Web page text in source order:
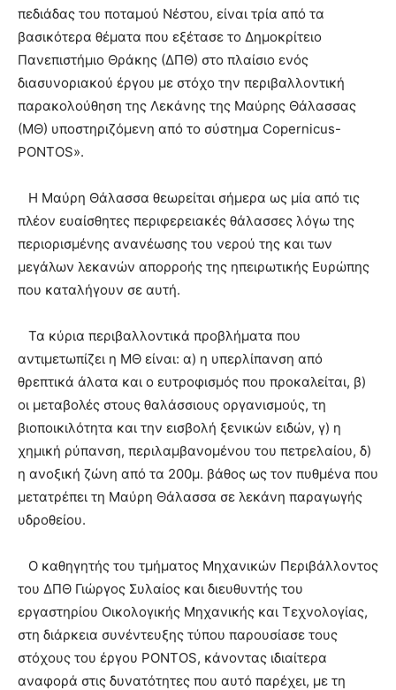
πεδιάδας του ποταμού Νέστου, είναι τρία από τα
βασικότερα θέματα που εξέτασε το Δημοκρίτειο
Πανεπιστήμιο Θράκης (ΔΠΘ) στο πλαίσιο ενός
διασυνοριακού έργου με στόχο την περιβαλλοντική
παρακολούθηση της Λεκάνης της Μαύρης Θάλασσας
(ΜΘ) υποστηριζόμενη από το σύστημα Copernicus-
PONTOS».
Η Μαύρη Θάλασσα θεωρείται σήμερα ως μία από τις
πλέον ευαίσθητες περιφερειακές θάλασσες λόγω της
περιορισμένης ανανέωσης του νερού της και των
μεγάλων λεκανών απορροής της ηπειρωτικής Ευρώπης
που καταλήγουν σε αυτή.
Τα κύρια περιβαλλοντικά προβλήματα που
αντιμετωπίζει η ΜΘ είναι: α) η υπερλίπανση από
θρεπτικά άλατα και ο ευτροφισμός που προκαλείται, β)
οι μεταβολές στους θαλάσσιους οργανισμούς, τη
βιοποικιλότητα και την εισβολή ξενικών ειδών, γ) η
χημική ρύπανση, περιλαμβανομένου του πετρελαίου, δ)
η ανοξική ζώνη από τα 200μ. βάθος ως τον πυθμένα που
μετατρέπει τη Μαύρη Θάλασσα σε λεκάνη παραγωγής
υδροθείου.
Ο καθηγητής του τμήματος Μηχανικών Περιβάλλοντος
του ΔΠΘ Γιώργος Συλαίος και διευθυντής του
εργαστηρίου Οικολογικής Μηχανικής και Τεχνολογίας,
στη διάρκεια συνέντευξης τύπου παρουσίασε τους
στόχους του έργου PONTOS, κάνοντας ιδιαίτερα
αναφορά στις δυνατότητες που αυτό παρέχει, με τη